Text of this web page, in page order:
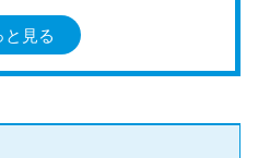
・花時計前駅直結
駅から徒歩2分
ープンオフィス神戸三宮南】
三宮駅から徒歩11分
と見る